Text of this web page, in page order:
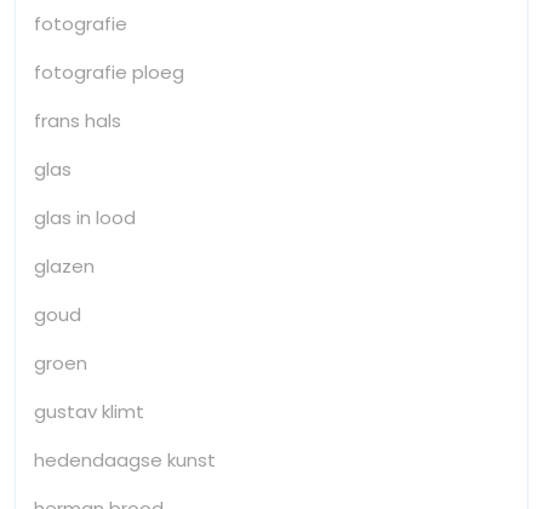
fotografie
fotografie ploeg
frans hals
glas
glas in lood
glazen
goud
groen
gustav klimt
hedendaagse kunst